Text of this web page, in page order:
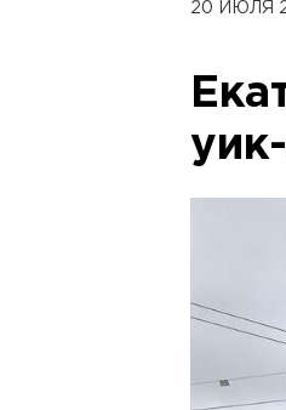
20 ИЮЛЯ